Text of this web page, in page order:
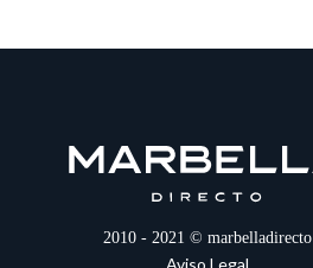
2010 - 2021 © marbelladirecto
Aviso Legal